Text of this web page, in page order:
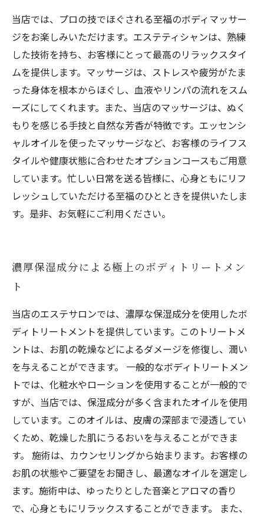
当店では、プロの技でほぐされる至福のボディマッサー
ジをお楽しみいただけます。エステティシャンは、熟練
した技術を持ち、お客様にとって最高のリラックスタイ
ムを提供します。マッサージは、ストレスや疲労がたま
った身体を根本からほぐし、血液やリンパの流れをスム
ーズにしてくれます。また、当店のマッサージは、ぬく
もりを感じる手技と自然な芳香が特徴です。エッセンシ
ャルオイルを使ったマッサージなど、お客様のライフス
タイルや健康状態に合わせたオプションコースもご用意
しています。忙しい日常を送る皆様に、心身ともにリフ
レッシュしていただける至福のひとときを提供いたしま
す。是非、お気軽にご利用ください。
濃厚保湿成分による極上のボディトリートメン
ト
当店のエステサロンでは、濃厚な保湿成分を使用したボ
ディトリートメントを提供しています。このトリートメ
ントは、お肌の乾燥などによるダメージを修復し、潤い
を与えることができます。 一般的なボディトリートメン
トでは、化粧水やローションを使用することが一般的で
すが、当店では、保湿成分が多く含まれたオイルを使用
しています。このオイルは、皮膚の深部まで浸透してい
くため、乾燥した肌にうるおいを与えることができま
す。 施術は、カウンセリングから始まります。お客様の
お肌の状態やご要望をお聞きし、最適なオイルを選定し
ます。施術中は、ゆったりとした音楽とアロマの香り
で、心身ともにリラックスすることができます。 また、